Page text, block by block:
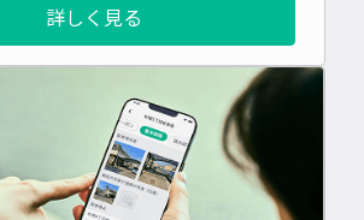
詳しく見る